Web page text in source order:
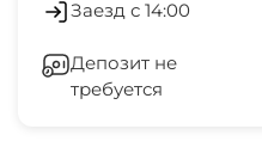
аптека
магазин
СВЧ
Заезд с 14:00
Депозит не
требуется